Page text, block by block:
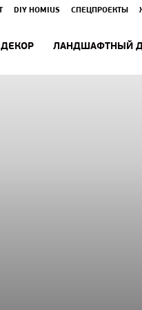
DIY HOMIUS СПЕЦПРОЕКТЫ
ДЕКОР ЛАНДШАФТНЫЙ